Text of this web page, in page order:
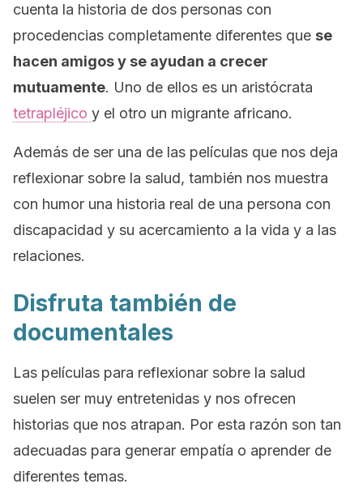
cuenta la historia de dos personas con
procedencias completamente diferentes que se
hacen amigos y se ayudan a crecer
mutuamente. Uno de ellos es un aristócrata
tetrapléjico y el otro un migrante africano.
Además de ser una de las películas que nos deja
reflexionar sobre la salud, también nos muestra
con humor una historia real de una persona con
discapacidad y su acercamiento a la vida y a las
relaciones.
Disfruta también de
documentales
Las películas para reflexionar sobre la salud
suelen ser muy entretenidas y nos ofrecen
historias que nos atrapan. Por esta razón son tan
adecuadas para generar empatía o aprender de
diferentes temas.